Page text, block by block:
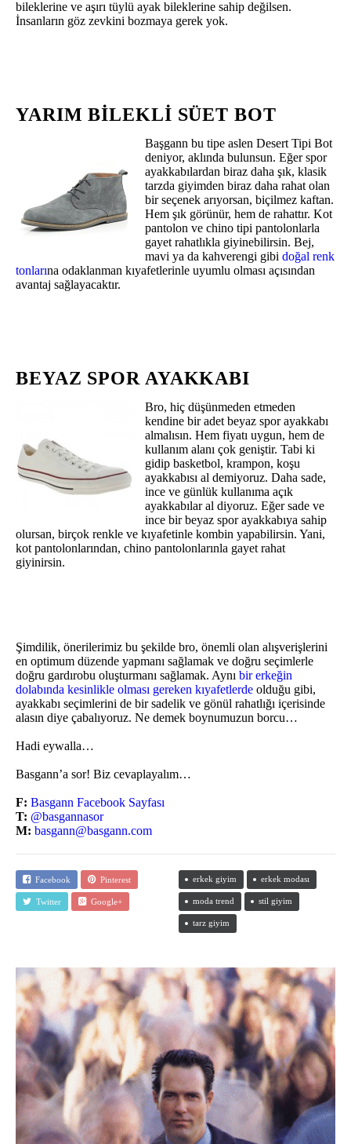
bileklerine ve aşırı tüylü ayak bileklerine sahip değilsen.
İnsanların göz zevkini bozmaya gerek yok.
YARIM BILEKLI SÜET BOT
Başgann bu tipe aslen Desert Tipi Bot
deniyor, aklında bulunsun. Eğer spor
ayakkabılardan biraz daha şık, klasik
tarzda giyimden biraz daha rahat olan
bir seçenek arıyorsan, biçilmez kaftan.
Hem şık görünür, hem de rahattır. Kot
pantolon ve chino tipi pantolonlarla
gayet rahatlıkla giyinebilirsin. Bej,
mavi ya da kahverengi gibi doğal renk
tonlarına odaklanman kıyafetlerinle uyumlu olması açısından
avantaj sağlayacaktır.
BEYAZ SPOR AYAKKABI
Bro, hiç düşünmeden etmeden
kendine bir adet beyaz spor ayakkabı
almalısın. Hem fiyatı uygun, hem de
kullanım alanı çok geniştir. Tabi ki
gidip basketbol, krampon, koşu
ayakkabısı al demiyoruz. Daha sade,
ince ve günlük kullanıma açık
ayakkabılar al diyoruz. Eğer sade ve
ince bir beyaz spor ayakkabıya sahip
olursan, birçok renkle ve kıyafetinle kombin yapabilirsin. Yani,
kot pantolonlarından, chino pantolonlarınla gayet rahat
giyinirsin.
Şimdilik, önerilerimiz bu şekilde bro, önemli olan alışverişlerini
en optimum düzende yapmanı sağlamak ve doğru seçimlerle
doğru gardırobu oluşturmanı sağlamak. Aynı bir erkeğin
dolabında kesinlikle olması gereken kıyafetlerde olduğu gibi,
ayakkabı seçimlerini de bir sadelik ve gönül rahatlığı içerisinde
alasın diye çabalıyoruz. Ne demek boynumuzun borcu…
Hadi eywalla…
Basgann’a sor! Biz cevaplayalım…
F: Basgann Facebook Sayfası
T: @basgannasor
M: basgann@basgann.com
Facebook Pinterest
Twitter Google+
erkek giyim erkek modası
moda trend stil giyim
tarz giyim